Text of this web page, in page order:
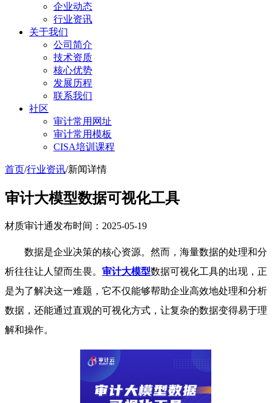
企业动态
行业资讯
关于我们
公司简介
技术资质
核心优势
发展历程
联系我们
社区
审计常用网址
审计常用模板
CISA培训课程
首页/行业资讯/新闻详情
审计大模型数据可视化工具
材质审计通发布时间：2025-05-19
数据是企业决策的核心资源。然而，海量数据的处理和分
析往往让人望而生畏。 审计大模型数据可视化工具的出现，正
是为了解决这一难题，它不仅能够帮助企业高效地处理和分析
数据，还能通过直观的可视化方式，让复杂的数据变得易于理
解和操作。